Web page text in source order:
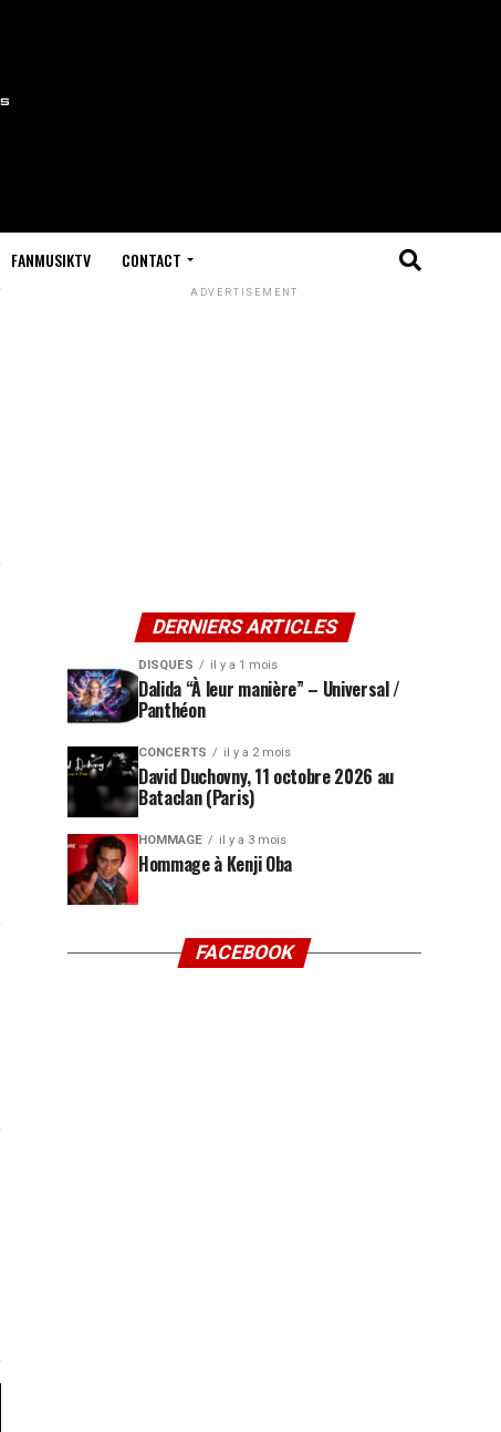
FANMUSIKTV CONTACT
ADVERTISEMENT
DERNIERS ARTICLES
DISQUES il y a 1 mois
Dalida “À leur manière” – Universal /
Panthéon
CONCERTS il y a 2 mois
David Duchovny, 11 octobre 2026 au
Bataclan (Paris)
HOMMAGE il y a 3 mois
Hommage à Kenji Oba
FACEBOOK